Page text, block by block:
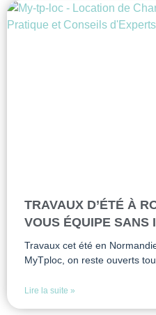
TRAVAUX D’ÉTÉ À
VOUS ÉQUIPE SANS
Travaux cet été en
MyTploc, on reste ouverts
Lire la suite »